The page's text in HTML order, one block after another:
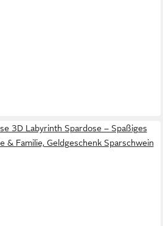
3D Labyrinth Spardose – Spaßiges
& Familie, Geldgeschenk Sparschwein